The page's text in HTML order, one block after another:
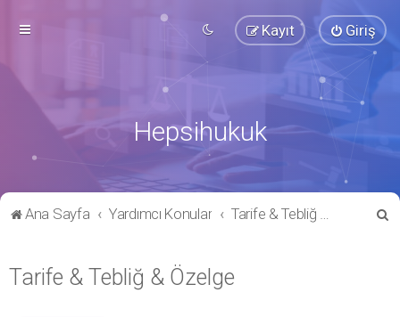
Giriş
Kayıt
Hepsihukuk
Ana Sayfa Yardımcı Konular Tarife & Tebliğ & Özelge
Tarife & Tebliğ & Özelge